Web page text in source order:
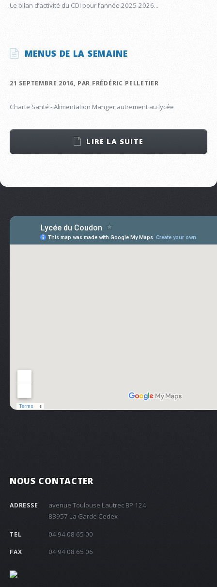
Le bilan d’activité du CDI pour l’année 2025-2026...
MENUS DE LA SEMAINE
21 SEPTEMBRE 2016, PAR FRÉDÉRIC PELLETIER
Charte Santé - Alimentation Manger autrement au lycée
LIRE LA SUITE
NOUS CONTACTER
ADRESSE
avenue Toulouse Lautrec BP 124
83957 La Garde Cedex
TEL 04 94 08 65 00
FAX 04 94 08 65 06